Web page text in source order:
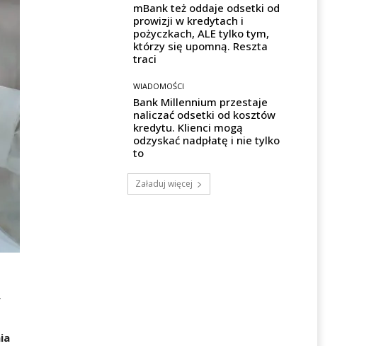
mBank też oddaje odsetki od
prowizji w kredytach i
pożyczkach, ALE tylko tym,
którzy się upomną. Reszta
traci
WIADOMOŚCI
Bank Millennium przestaje
naliczać odsetki od kosztów
kredytu. Klienci mogą
odzyskać nadpłatę i nie tylko
to
Załaduj więcej